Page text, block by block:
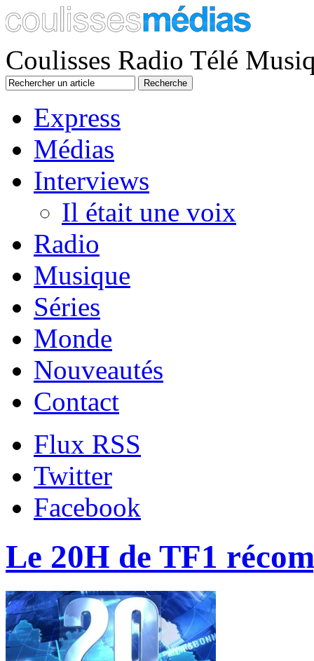
Coulisses Radio Télé
Express
Médias
Interviews
Il était une voix
Radio
Musique
Séries
Monde
Nouveautés
Contact
Flux RSS
Twitter
Facebook
Le 20H de TF1